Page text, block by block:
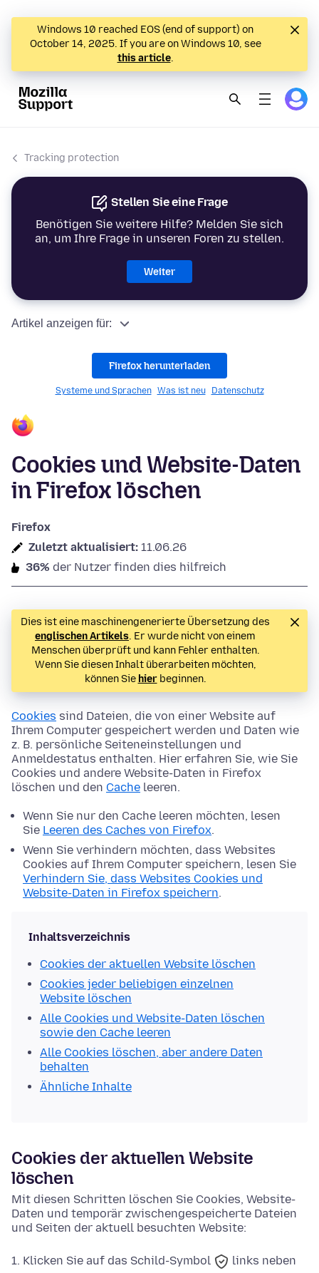
Windows 10 reached EOS (end of support) on
October 14, 2025. If you are on Windows 10, see
this article.
Tracking protection
Stellen Sie eine Frage
Benötigen Sie weitere Hilfe? Melden Sie sich
an, um Ihre Frage in unseren Foren zu stellen.
Weiter
Artikel anzeigen für:
Firefox herunterladen
Systeme und Sprachen Was ist neu Datenschutz
Cookies und Website-Daten
in Firefox löschen
Firefox
Zuletzt aktualisiert: 11.06.26
36% der Nutzer finden dies hilfreich
Dies ist eine maschinengenerierte Übersetzung des
englischen Artikels. Er wurde nicht von einem
Menschen überprüft und kann Fehler enthalten.
Wenn Sie diesen Inhalt überarbeiten möchten,
können Sie hierbeginnen.
Cookies sind Dateien, die von einer Website auf
Ihrem Computer gespeichert werden und Daten wie
z. B. persönliche Seiteneinstellungen und
Anmeldestatus enthalten. Hier erfahren Sie, wie Sie
Cookies und andere Website-Daten in Firefox
löschen und den Cache leeren.
Wenn Sie nur den Cache leeren möchten, lesen
Sie Leeren des Caches von Firefox.
Wenn Sie verhindern möchten, dass Websites
Cookies auf Ihrem Computer speichern, lesen Sie
Verhindern Sie, dass Websites Cookies und
Website-Daten in Firefox speichern.
Inhaltsverzeichnis
Cookies der aktuellen Website löschen
Cookies jeder beliebigen einzelnen
Website löschen
Alle Cookies und Website-Daten löschen
sowie den Cache leeren
Alle Cookies löschen, aber andere Daten
behalten
Ähnliche Inhalte
Cookies der aktuellen Website
löschen
Mit diesen Schritten löschen Sie Cookies, Website-
Daten und temporär zwischengespeicherte Dateien
und Seiten der aktuell besuchten Website:
Klicken Sie auf das Schild-Symbol
links neben